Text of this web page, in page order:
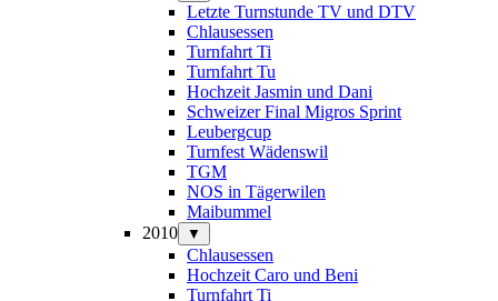
Letzte Turnstunde TV und DTV
Chlausessen
Turnfahrt Ti
Turnfahrt Tu
Hochzeit Jasmin und Dani
Schweizer Final Migros Sprint
Leubergcup
Turnfest Wädenswil
TGM
NOS in Tägerwilen
Maibummel
2010
▼
Chlausessen
Hochzeit Caro und Beni
Turnfahrt Ti